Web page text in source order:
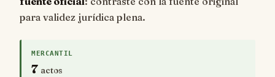
para validez jurídica plena.
MERCANTIL
7 actos